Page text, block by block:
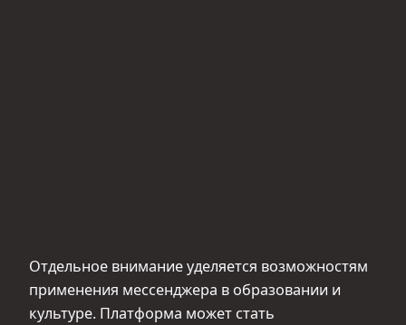
Отдельное внимание уделяется возможностям
применения мессенджера в образовании и
культуре. Платформа может стать